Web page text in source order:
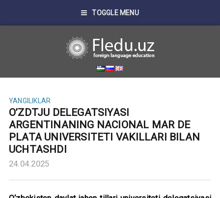
TOGGLE MENU
YANGILIKLAR
O’ZDTJU DELEGATSIYASI
ARGENTINANING NACIONAL MAR DE
PLATA UNIVERSITETI VAKILLARI BILAN
UCHTASHDI
24.04.2025